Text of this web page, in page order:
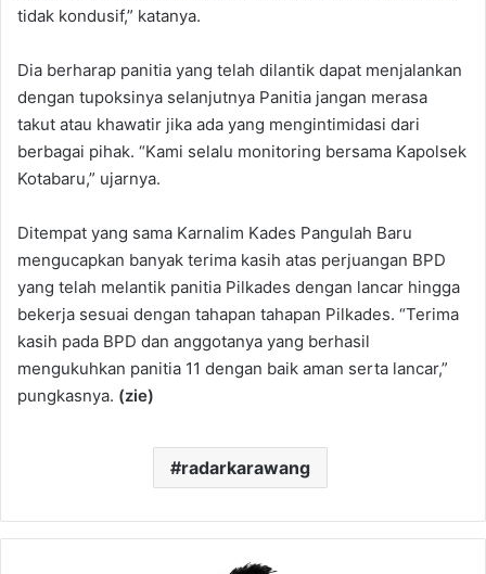
tidak kondusif,” katanya.
Dia berharap panitia yang telah dilantik dapat menjalankan
dengan tupoksinya selanjutnya Panitia jangan merasa
takut atau khawatir jika ada yang mengintimidasi dari
berbagai pihak. “Kami selalu monitoring bersama Kapolsek
Kotabaru,” ujarnya.
Ditempat yang sama Karnalim Kades Pangulah Baru
mengucapkan banyak terima kasih atas perjuangan BPD
yang telah melantik panitia Pilkades dengan lancar hingga
bekerja sesuai dengan tahapan tahapan Pilkades. “Terima
kasih pada BPD dan anggotanya yang berhasil
mengukuhkan panitia 11 dengan baik aman serta lancar,”
pungkasnya. (zie)
radarkarawang